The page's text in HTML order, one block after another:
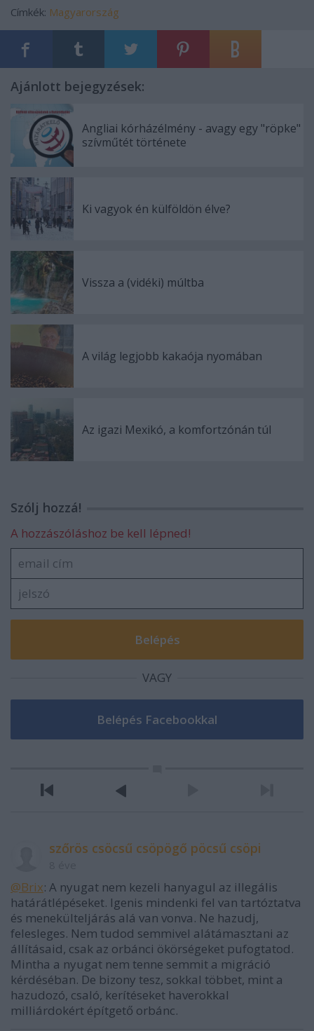
Címkék: Magyarország
Ajánlott bejegyzések:
Angliai kórházélmény - avagy egy "röpke"
szívműtét története
Ki vagyok én külföldön élve?
Vissza a (vidéki) múltba
A világ legjobb kakaója nyomában
Az igazi Mexikó, a komfortzónán túl
Szólj hozzá!
A hozzászóláshoz be kell lépned!
VAGY
szőrös csöcsű csöpögő pöcsű csöpi
@Brix: A nyugat nem kezeli hanyagul az illegális
határátlépéseket. Igenis mindenki fel van tartóztatva
és menekülteljárás alá van vonva. Ne hazudj,
felesleges. Nem tudod semmivel alátámasztani az
állításaid, csak az orbánci ökörségeket pufogtatod.
Mintha a nyugat nem tenne semmit a migráció
kérdéséban. De bizony tesz, sokkal többet, mint a
hazudozó, csaló, kerítéseket haverokkal
milliárdokért építgető orbánc.